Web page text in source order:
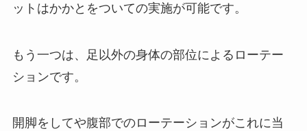
ットはかかとをついての実施が可能です。
もう一つは、足以外の身体の部位によるローテー
ションです。
開脚をしてや腹部でのローテーションがこれに当